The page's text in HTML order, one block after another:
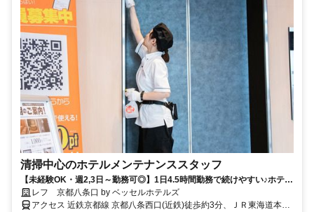
清掃中心のホテルメンテナンススタッフ
【未経験OK・週2,3日～勤務可◎】1日4.5時間勤務で続けやすい♪ホテル
の設備・清掃スタッフ
レフ 京都八条口 by ベッセルホテルズ
アクセス 近鉄京都線 京都八条西口(近鉄)徒歩約3分、ＪＲ東海道本線